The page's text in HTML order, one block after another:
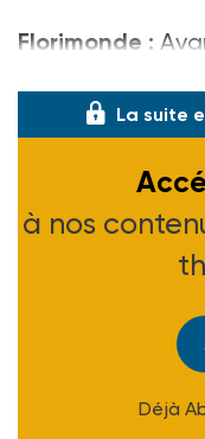
Florimonde :
La suite
à nos
Déjà